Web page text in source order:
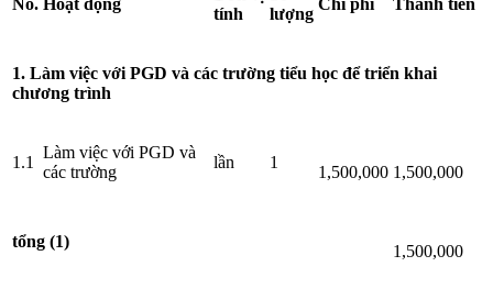
No. Hoạt động
tính
lượng
Chi phí Thành tiền
1. Làm việc với PGD và các trường tiểu học để triển khai
chương trình
1.1
Làm việc với PGD và
các trường
lần 1
1,500,000 1,500,000
tổng (1)
1,500,000